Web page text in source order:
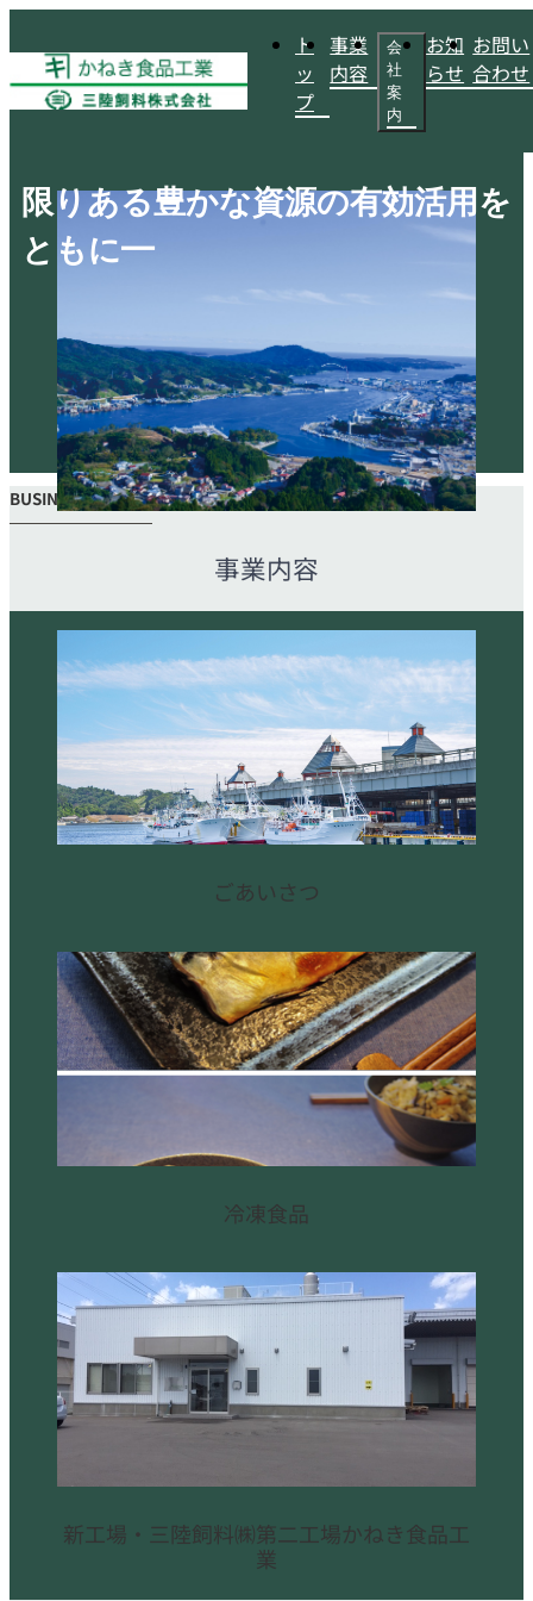
ト
ッ
プ
事業
内容
会
社
案
内
お知
らせ
お問い
合わせ
限りある豊かな資源の有効活用を
ともに━
BUSINESS
事業内容
ごあいさつ
冷凍食品
新工場・三陸飼料㈱第二工場かねき食品工
業